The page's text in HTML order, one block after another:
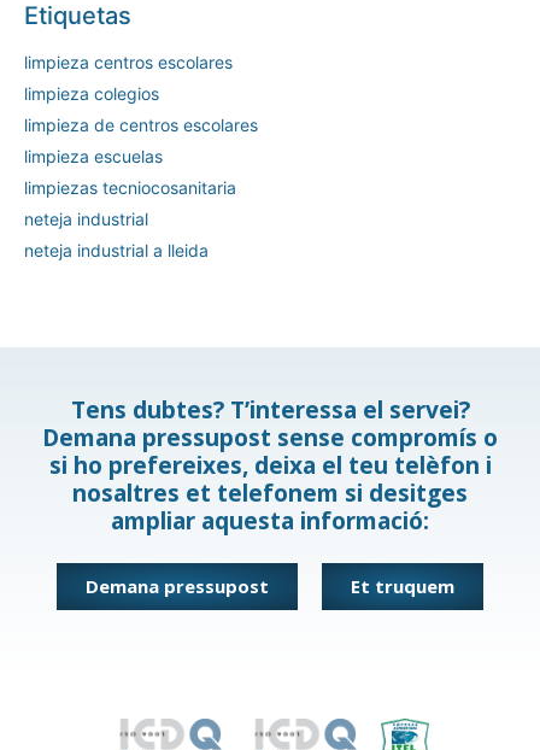
Etiquetas
limpieza centros escolares
limpieza colegios
limpieza de centros escolares
limpieza escuelas
limpiezas tecniocosanitaria
neteja industrial
neteja industrial a lleida
Tens dubtes? T’interessa el servei?
Demana pressupost sense compromís o
si ho prefereixes, deixa el teu telèfon i
nosaltres et telefonem si desitges
ampliar aquesta informació:
Demana pressupost Et truquem